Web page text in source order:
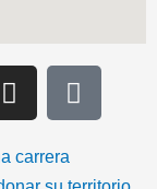
I
n
t
I
c
carrera